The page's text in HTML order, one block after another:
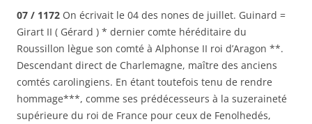
07 / 1172 On écrivait le 04 des nones de juillet. Guinard =
Girart II ( Gérard ) * dernier comte héréditaire du
Roussillon lègue son comté à Alphonse II roi d’Aragon **.
Descendant direct de Charlemagne, maître des anciens
comtés carolingiens. En étant toutefois tenu de rendre
hommage***, comme ses prédécesseurs à la suzeraineté
supérieure du roi de France pour ceux de Fenolhedés,